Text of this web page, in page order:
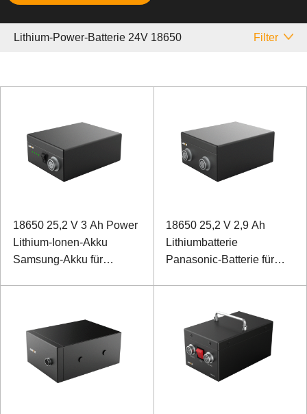
Lithium-Power-Batterie 24V 18650 Filter
18650 25,2 V 3 Ah Power
Lithium-Ionen-Akku
Samsung-Akku für
18650 25,2 V 2,9 Ah
Lithiumbatterie
Panasonic-Batterie für